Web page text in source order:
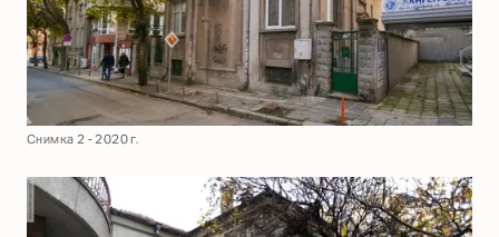
Снимка 2 - 2020 г.